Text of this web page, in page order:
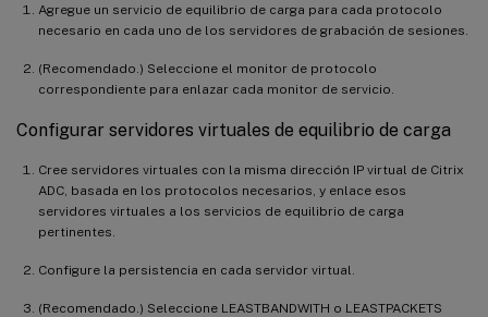
Agregue un servicio de equilibrio de carga para cada protocolo
necesario en cada uno de los servidores de grabación de sesiones.
(Recomendado.) Seleccione el monitor de protocolo
correspondiente para enlazar cada monitor de servicio.
Configurar servidores virtuales de equilibrio de carga
Cree servidores virtuales con la misma dirección IP virtual de Citrix
ADC, basada en los protocolos necesarios, y enlace esos
servidores virtuales a los servicios de equilibrio de carga
pertinentes.
Configure la persistencia en cada servidor virtual.
(Recomendado.) Seleccione LEASTBANDWITH o LEASTPACKETS